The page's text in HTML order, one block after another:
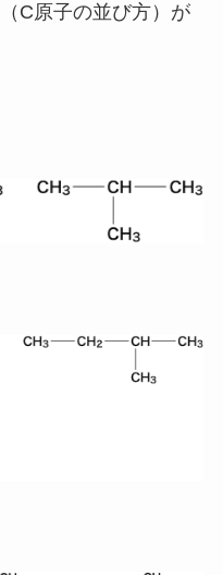
C原子の並び方）が